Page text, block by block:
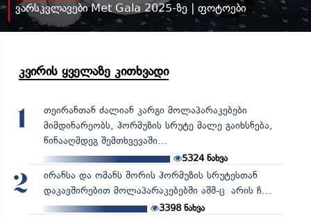
ვარსკვლავები Met Gala 2025-ზე | ფოტოები
კვირის ყველაზე კითხვადი
1
თეირანთან ძალიან კარგი მოლაპარაკებები
მიმდინარეობს, ჰორმუზის სრუტე მალე გაიხსნება,
წინააღმდეგ შემთხვევაში...
5324ნახვა
2
ირანსა და ომანს შორის ჰორმუზის სრუტესთან
დაკავშირებით მოლაპარაკებებში აშშ-ც არის ჩ...
3398ნახვა